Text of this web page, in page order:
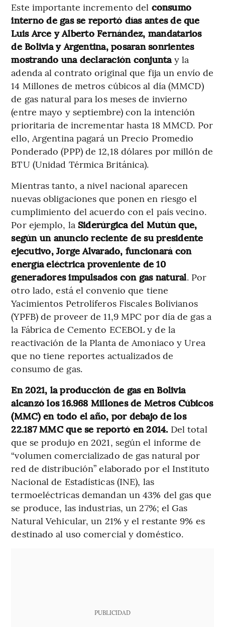
Este importante incremento del consumo
interno de gas se reportó días antes de que
Luis Arce y Alberto Fernández, mandatarios
de Bolivia y Argentina, posaran sonrientes
mostrando una declaración conjunta y la
adenda al contrato original que fija un envío de
14 Millones de metros cúbicos al día (MMCD)
de gas natural para los meses de invierno
(entre mayo y septiembre) con la intención
prioritaria de incrementar hasta 18 MMCD. Por
ello, Argentina pagará un Precio Promedio
Ponderado (PPP) de 12,18 dólares por millón de
BTU (Unidad Térmica Británica).
Mientras tanto, a nivel nacional aparecen
nuevas obligaciones que ponen en riesgo el
cumplimiento del acuerdo con el país vecino.
Por ejemplo, la Siderúrgica del Mutún que,
según un anuncio reciente de su presidente
ejecutivo, Jorge Alvarado, funcionará con
energía eléctrica proveniente de 10
generadores impulsados con gas natural. Por
otro lado, está el convenio que tiene
Yacimientos Petrolíferos Fiscales Bolivianos
(YPFB) de proveer de 11,9 MPC por día de gas a
la Fábrica de Cemento ECEBOL y de la
reactivación de la Planta de Amoniaco y Urea
que no tiene reportes actualizados de
consumo de gas.
En 2021, la producción de gas en Bolivia
alcanzó los 16.968 Millones de Metros Cúbicos
(MMC) en todo el año, por debajo de los
22.187 MMC que se reportó en 2014. Del total
que se produjo en 2021, según el informe de
“volumen comercializado de gas natural por
red de distribución” elaborado por el Instituto
Nacional de Estadísticas (INE), las
termoeléctricas demandan un 43% del gas que
se produce, las industrias, un 27%; el Gas
Natural Vehicular, un 21% y el restante 9% es
destinado al uso comercial y doméstico.
PUBLICIDAD